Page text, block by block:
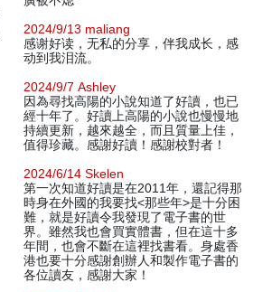
2024/9/13 maliang
感谢好读，无私的分享，伴我成长，感
动到我泪流。
2024/9/7 Ashley
因為尋找高陽的小說知道了好讀，也已
經十年了。好讀上高陽的小說也慢慢地
持續更新，越來越全，而且質量上佳，
值得珍藏。感謝好讀！感謝校對者！
2024/6/14 Skelen
第一次知道好讀是在2011年，還記得那
時身在外國的我要找<那些年>是十分困
難，就是好讀令我發現了電子書的世
界。雖然我也會買實體書，但在這十多
年間，也會不斷在這裡找書看。身處香
港也要十分感謝創辦人和製作電子書的
各位讀友，感謝大家！